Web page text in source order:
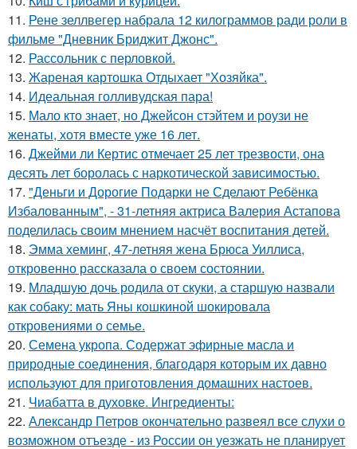
11. Рене зеллвегер набрала 12 килограммов ради роли в
фильме "Дневник Бриджит Джонс".
12. Рассольник с перловкой.
13. Жареная картошка Отдыхает "Хозяйка".
14. Идеальная голливудская пара!
15. Мало кто знает, но Джейсон стэйтем и роузи не
женаты, хотя вместе уже 16 лет.
16. Джейми ли Кертис отмечает 25 лет трезвости, она
десять лет боролась с наркотической зависимостью.
17. "Деньги и Дорогие Подарки не Сделают Ребёнка
Избалованным", - 31-летняя актриса Валерия Астапова
поделилась своим мнением насчёт воспитания детей.
18. Эмма хеминг, 47-летняя жена Брюса Уиллиса,
откровенно рассказала о своем состоянии.
19. Младшую дочь родила от скуки, а старшую назвали
как собаку: мать Яны кошкиной шокировала
откровениями о семье.
20. Семена укропа. Содержат эфирные масла и
природные соединения, благодаря которым их давно
используют для приготовления домашних настоев.
21. Чиабатта в духовке. Ингредиенты:
22. Александр Петров окончательно развеял все слухи о
возможном отъезде - из России он уезжать не планирует